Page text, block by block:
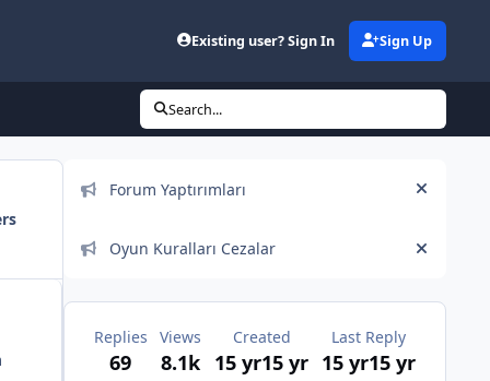
Existing user? Sign In Sign Up
Search...
Announcements
Forum Yaptırımları
Hide
Oyun Kuralları Cezalar Hide
Replies
69
Views
8.1k
Created
15 yr15 yr
Last Reply
15 yr15 yr